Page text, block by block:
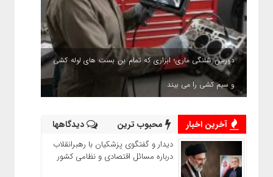
دوربین شلنگی ماری؛ ابزاری که تمام بن بست های لوله کشی
و سیم کشی را می بیند
آخرین اخبار محبوب ترین دیدگاهها
دیدار و گفتگوی پزشکیان با رهبرانقلاب
درباره مسائل اقتصادی و نظامی کشور